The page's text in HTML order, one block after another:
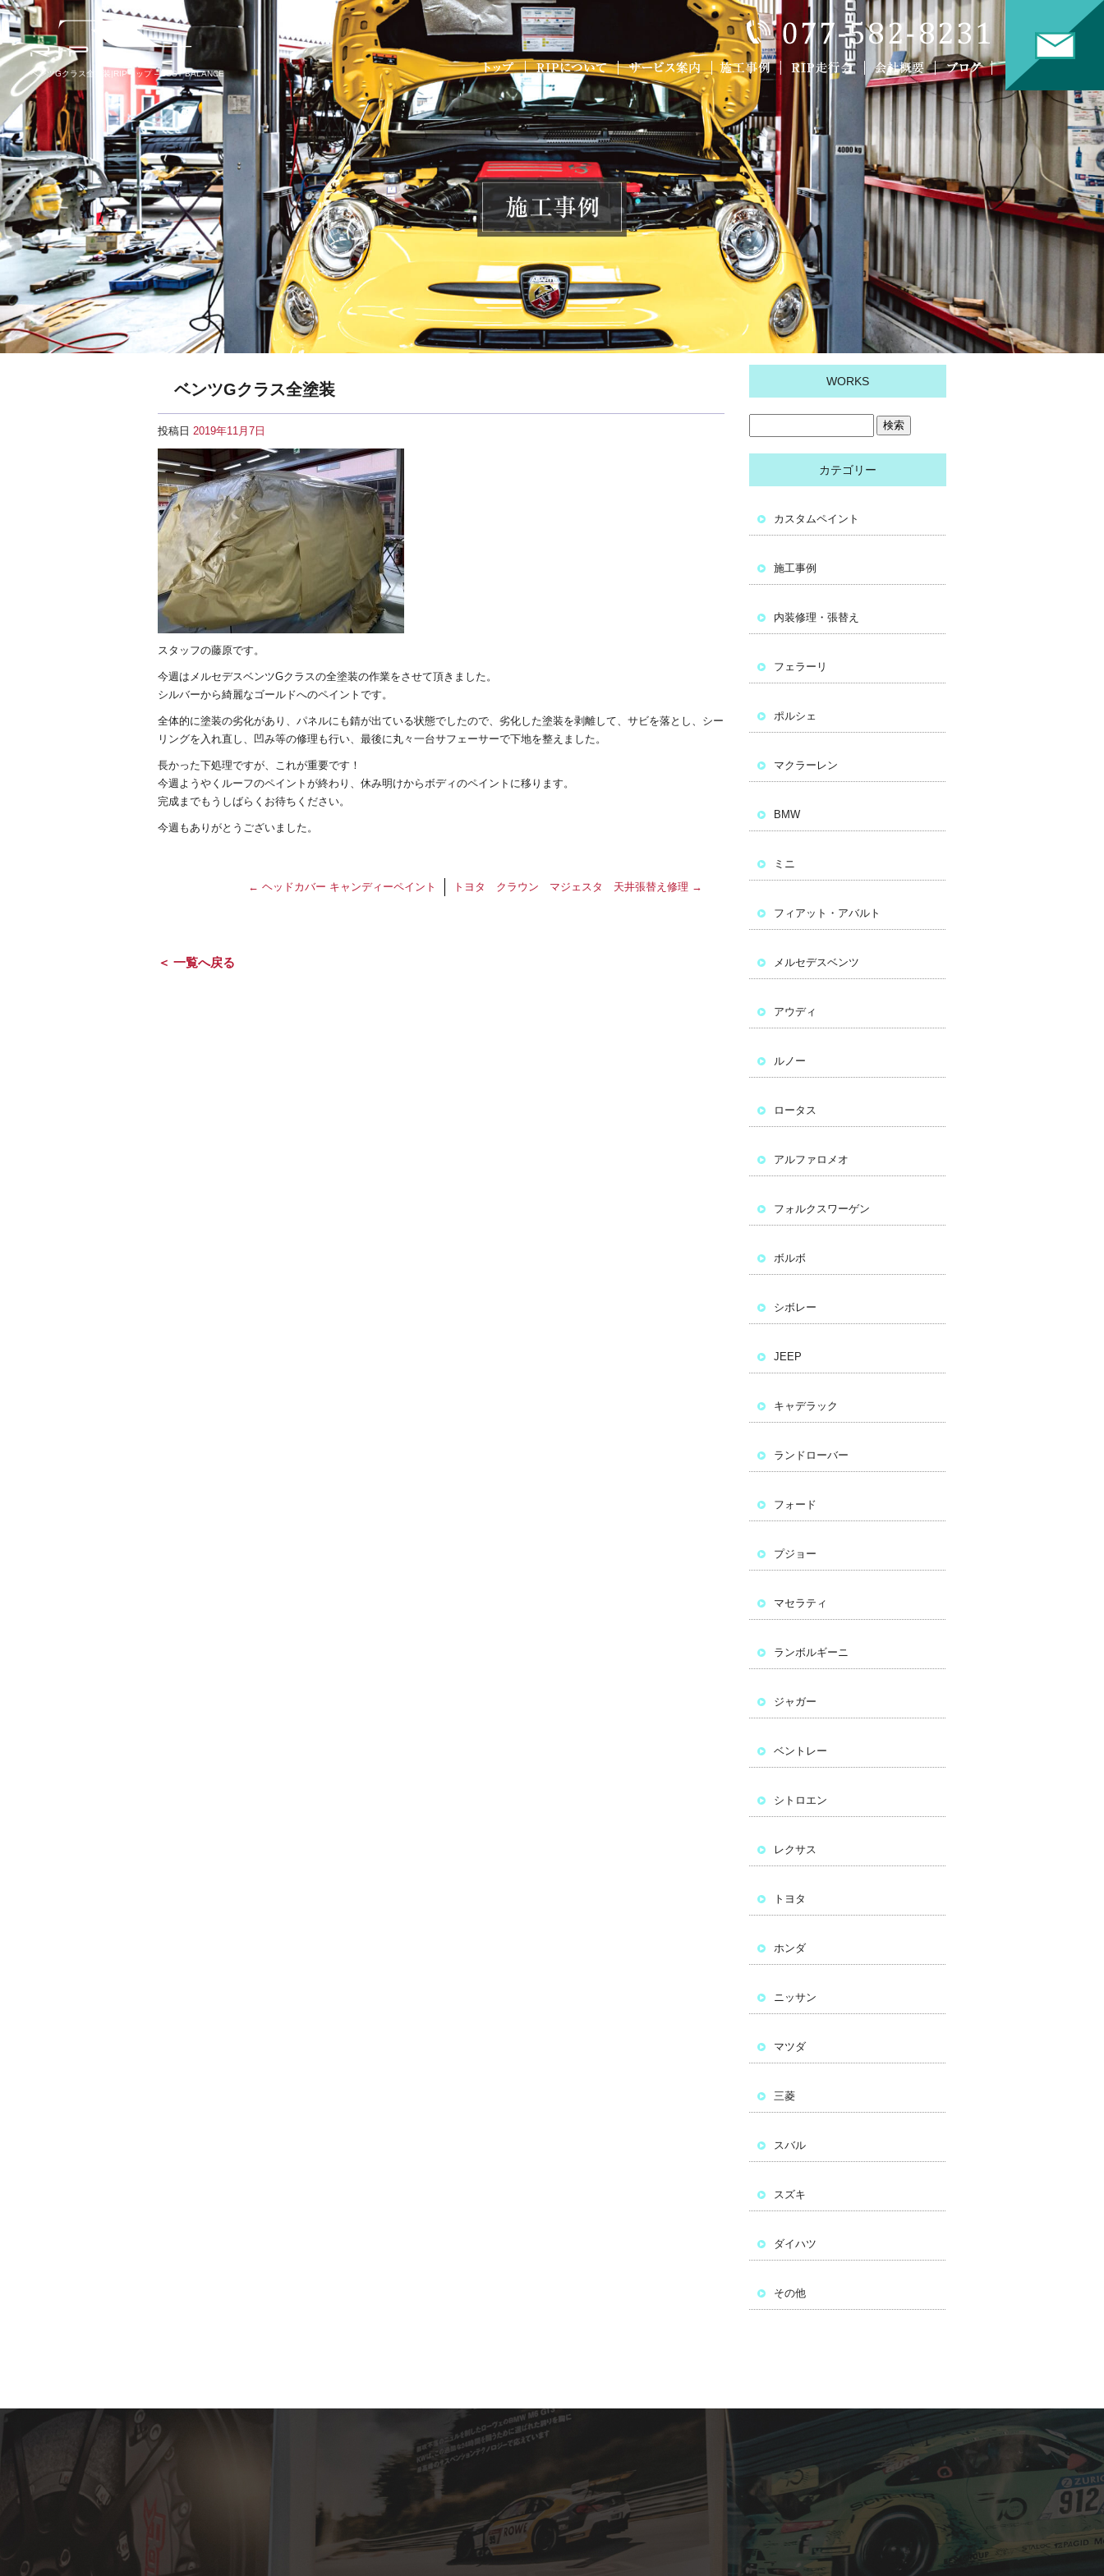
ベンツGクラス全塗装|RIPリップ – JUST BALANCE
ベンツGクラス全塗装
投稿日 2019年11月7日
スタッフの藤原です。
今週はメルセデスベンツGクラスの全塗装の作業をさせて頂きました。
シルバーから綺麗なゴールドへのペイントです。
全体的に塗装の劣化があり、パネルにも錆が出ている状態でしたので、劣化した塗装を剥離して、サビを落とし、シー
リングを入れ直し、凹み等の修理も行い、最後に丸々一台サフェーサーで下地を整えました。
長かった下処理ですが、これが重要です！
今週ようやくルーフのペイントが終わり、休み明けからボディのペイントに移ります。
完成までもうしばらくお待ちください。
今週もありがとうございました。
← ヘッドカバー キャンディーペイント トヨタ クラウン マジェスタ 天井張替え修理 →
＜ 一覧へ戻る
WORKS
カテゴリー
カスタムペイント
施工事例
内装修理・張替え
フェラーリ
ポルシェ
マクラーレン
BMW
ミニ
フィアット・アバルト
メルセデスベンツ
アウディ
ルノー
ロータス
アルファロメオ
フォルクスワーゲン
ボルボ
シボレー
JEEP
キャデラック
ランドローバー
フォード
プジョー
マセラティ
ランボルギーニ
ジャガー
ベントレー
シトロエン
レクサス
トヨタ
ホンダ
ニッサン
マツダ
三菱
スバル
スズキ
ダイハツ
その他